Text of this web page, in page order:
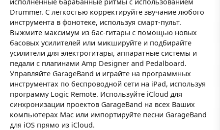
Drummer. С легкостью корректируйте звучание любого
инструмента в фонотеке, используя смарт-пульт.
Выжмите максимум из бас-гитары с помощью новых
басовых усилителей или микшируйте и подбирайте
усилители для электрогитары, аппаратные системы и
педали с плагинами Amp Designer and Pedalboard.
Управляйте GarageBand и играйте на программных
инструментах по беспроводной сети на iPad, используя
программу Logic Remote. Используйте iCloud для
синхронизации проектов GarageBand на всех Ваших
компьютерах Mac или импортируйте песни GarageBand
для iOS прямо из iCloud.